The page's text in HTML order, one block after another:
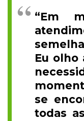
“Em
Eu olho
se
todas